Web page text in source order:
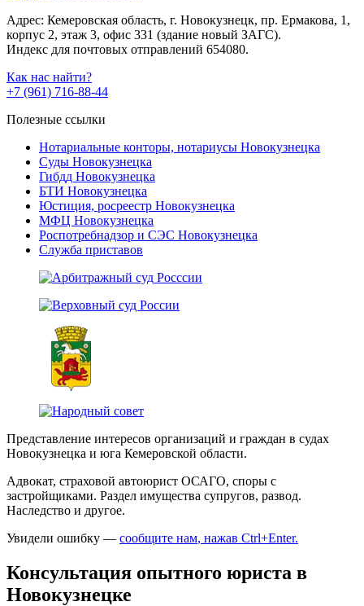
Адрес: Кемеровская область, г. Новокузнецк, пр. Ермакова, 1,
корпус 2, этаж 3, офис 331 (здание новый ЗАГС).
Индекс для почтовых отправлений 654080.
Как нас найти?
+7 (961) 716-88-44
Полезные ссылки
Нотариальные конторы, нотариусы Новокузнецка
Суды Новокузнецка
Гибдд Новокузнецка
БТИ Новокузнецка
Юстиция, росреестр Новокузнецка
МФЦ Новокузнецка
Роспотребнадзор и СЭС Новокузнецка
Служба приставов
Представление интересов организаций и граждан в судах
Новокузнецка и юга Кемеровской области.
Адвокат, страховой автоюрист ОСАГО, споры с
застройщиками. Раздел имущества супругов, развод.
Наследство и другое.
Увидели ошибку — сообщите нам, нажав Ctrl+Enter.
Консультация опытного юриста в
Новокузнецке